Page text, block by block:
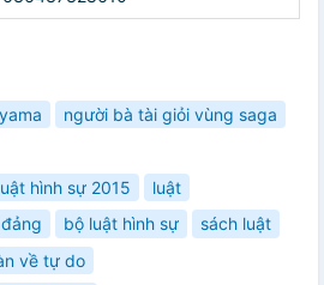
người bà tài giỏi vùng saga
hình sự 2015
luật
bộ luật hình sự
sách luật
về tự do